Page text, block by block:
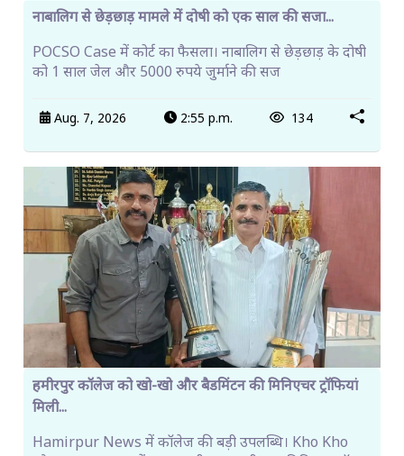
नाबालिग से छेड़छाड़ मामले में दोषी को एक साल की सजा...
POCSO Case में कोर्ट का फैसला। नाबालिग से छेड़छाड़ के दोषी
को 1 साल जेल और 5000 रुपये जुर्माने की सज
Aug. 7, 2026 2:55 p.m. 134
हमीरपुर कॉलेज को खो-खो और बैडमिंटन की मिनिएचर ट्रॉफियां
मिली...
Hamirpur News में कॉलेज की बड़ी उपलब्धि। Kho Kho